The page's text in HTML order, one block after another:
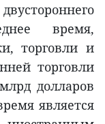
время,
торговли и
торговли
долларов
является